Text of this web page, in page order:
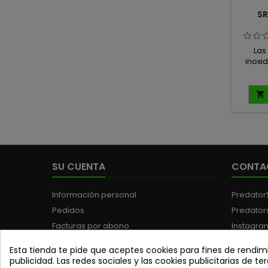
para

SU CUENTA
Información personal
Pedidos
Facturas por abono
Cupones de descuento
Esta tienda te pide que aceptes cookies para fines de
publicidad. Las redes sociales y las cookies publicitarias de